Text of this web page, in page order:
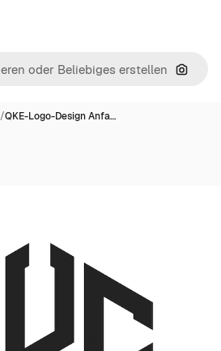
Nach
/QKE-Logo-Design Anfa…